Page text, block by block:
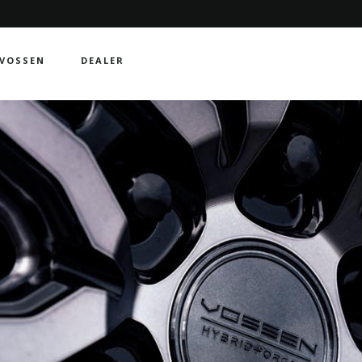
VOSSEN DEALER